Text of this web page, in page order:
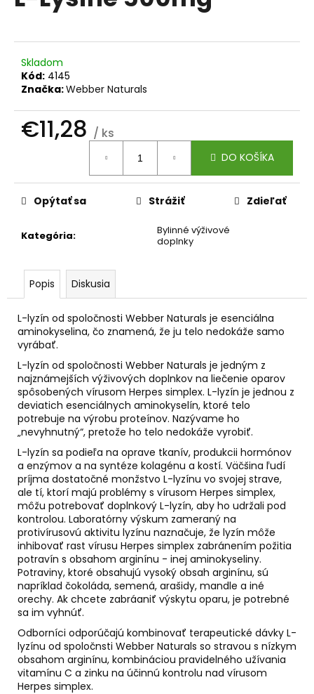
5
hviezdičiek.
Skladom
Kód: 4145
Značka:Webber Naturals
€11,28 / ks
DO KOŠÍKA
Kategória:
Bylinné výživové
doplnky
Opýtať sa Strážiť Zdieľať
Popis Diskusia
L-lyzín od spoločnosti Webber Naturals je esenciálna
aminokyselina, čo znamená, že ju telo nedokáže samo
vyrábať.
L-lyzín od spoločnosti Webber Naturals je jedným z
najznámejších výživových doplnkov na liečenie oparov
spôsobených vírusom Herpes simplex. L-lyzín je jednou z
deviatich esenciálnych aminokyselín, ktoré telo
potrebuje na výrobu proteínov. Nazývame ho
„nevyhnutný“, pretože ho telo nedokáže vyrobiť.
L-lyzín sa podieľa na oprave tkanív, produkcii hormónov
a enzýmov a na syntéze kolagénu a kostí. Väčšina ľudí
príjma dostatočné monžstvo L-lyzínu vo svojej strave,
ale tí, ktorí majú problémy s vírusom Herpes simplex,
môžu potrebovať doplnkový L-lyzín, aby ho udržali pod
kontrolou. Laboratórny výskum zameraný na
protivírusovú aktivitu lyzínu naznačuje, že lyzín môže
inhibovať rast vírusu Herpes simplex zabránením požitia
potravín s obsahom arginínu - inej aminokyseliny.
Potraviny, ktoré obsahujú vysoký obsah arginínu, sú
napríklad čokoláda, semená, arašidy, mandle a iné
orechy. Ak chcete zabráaniť výskytu oparu, je potrebné
sa im vyhnúť.
Odborníci odporúčajú kombinovať terapeutické dávky L-
lyzínu od spoločnsti Webber Naturals so stravou s nízkym
obsahom arginínu, kombináciou pravidelného užívania
vitamínu C a zinku na účinnú kontrolu nad vírusom
Herpes simplex.
j
s
ť
?
HĽADAŤ
d
ú
č
a
m
e
ALFA
&
OMEGA
€59